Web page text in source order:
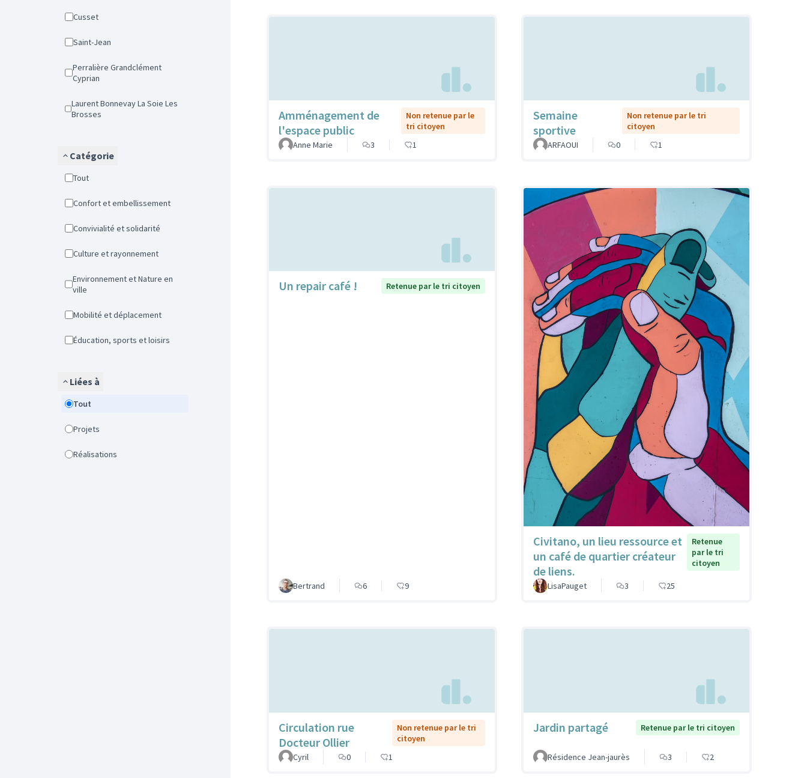
Cusset
Saint-Jean
Perralière Grandclément
Cyprian
Laurent Bonnevay La Soie Les
Brosses
Catégorie
Tout
Confort et embellissement
Convivialité et solidarité
Culture et rayonnement
Environnement et Nature en
ville
Mobilité et déplacement
Éducation, sports et loisirs
Liées à
Tout
Projets
Réalisations
Amménagement de
l'espace public
Non retenue par le
tri citoyen
Anne Marie
3 1
Semaine
sportive
Non retenue par le tri
citoyen
ARFAOUI
0 1
Un repair café ! Retenue par le tri citoyen
Bertrand 6 9
Civitano, un lieu ressource et
un café de quartier créateur
de liens.
Retenue
par le tri
citoyen
LisaPauget 3 25
Circulation rue
Docteur Ollier
Non retenue par le tri
citoyen
Cyril
0 1
Jardin partagé Retenue par le tri citoyen
Résidence Jean-jaurès 3 2